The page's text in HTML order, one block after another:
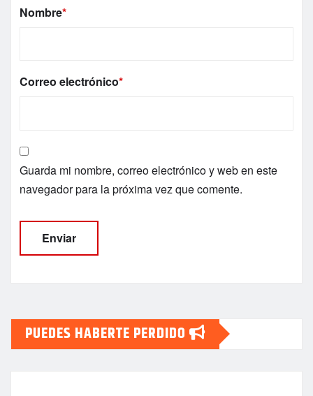
Nombre*
Correo electrónico*
Guarda mi nombre, correo electrónico y web en este
navegador para la próxima vez que comente.
PUEDES HABERTE PERDIDO